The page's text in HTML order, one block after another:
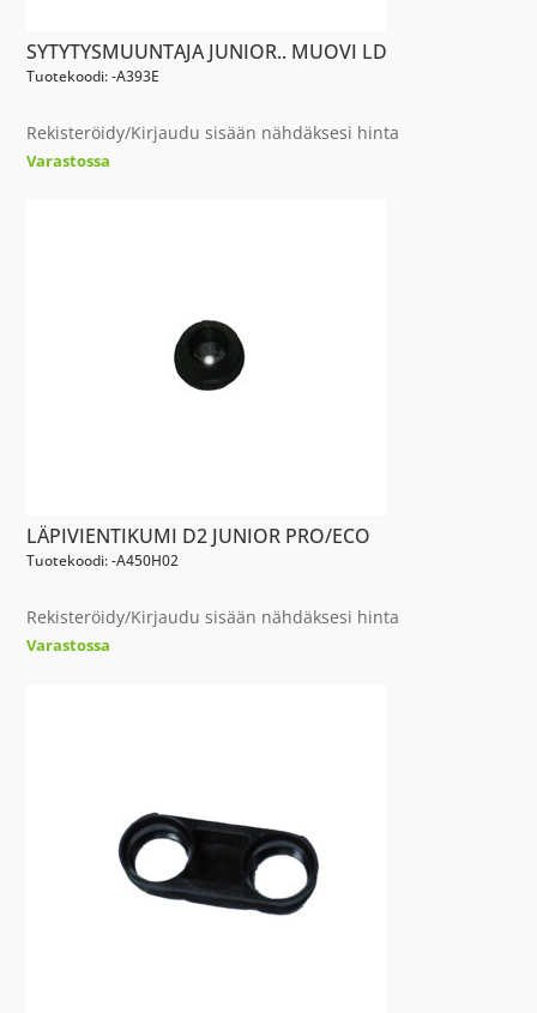
SYTYTYSMUUNTAJA JUNIOR.. MUOVI LD
Tuotekoodi: -A393E
Rekisteröidy/Kirjaudu sisään nähdäksesi hinta
Varastossa
LÄPIVIENTIKUMI D2 JUNIOR PRO/ECO
Tuotekoodi: -A450H02
Rekisteröidy/Kirjaudu sisään nähdäksesi hinta
Varastossa